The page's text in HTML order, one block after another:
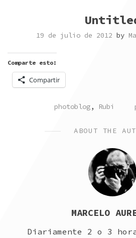
19 de julio de 2012 by
Comparte esto:
Compartir
POSTED
photoblog, Rubi
ABOUT THE
MARCELO
Diariamente 2 o 3